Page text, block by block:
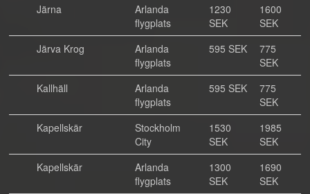
Järna
Arlanda
flygplats
1230
SEK
1600
SEK
Järva Krog
Arlanda
flygplats
595 SEK
775
SEK
Kallhäll
Arlanda
flygplats
595 SEK
775
SEK
Kapellskär
Stockholm
City
1530
SEK
1985
SEK
Kapellskär
Arlanda
flygplats
1300
SEK
1690
SEK